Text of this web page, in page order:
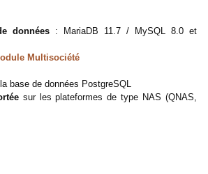
données : MariaDB 11.7 / MySQL 8.0 et
Multisociété
base de données PostgreSQL
sur les plateformes de type NAS (QNAS,